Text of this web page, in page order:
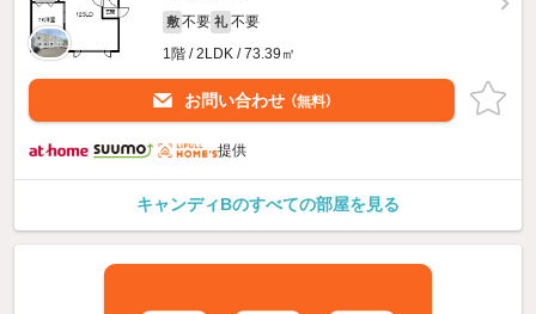
敷 不要 礼 不要
1階 / 2LDK / 73.39㎡
お問い合わせ （無料）
提供
キャンディBのすべての部屋を見る